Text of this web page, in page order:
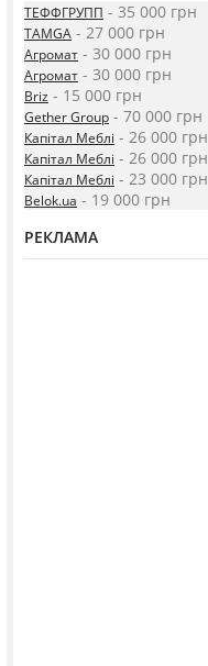
ТЕФФГРУПП - 35 000 грн
TAMGA - 27 000 грн
Агромат - 30 000 грн
Агромат - 30 000 грн
Briz - 15 000 грн
Gether Group - 70 000 грн
Капітал Меблі - 26 000 грн
Капітал Меблі - 26 000 грн
Капітал Меблі - 23 000 грн
Belok.ua - 19 000 грн
РЕКЛАМА